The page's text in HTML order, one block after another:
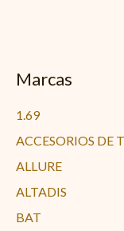
Marcas
1.69
ACCESORIOS DE
ALLURE
ALTADIS
BAT